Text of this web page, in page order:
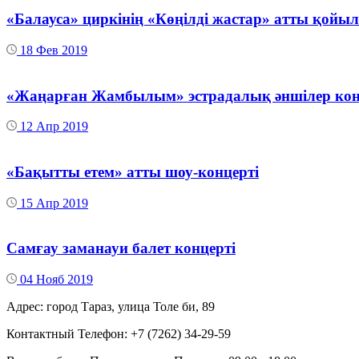
«Балауса» циркінің «Көңілді жастар» атты
18 Фев 2019
«Жаңарған Жамбылым» эстрадалық әншілер
12 Апр 2019
«Бақытты етем» атты шоу-концерті
15 Апр 2019
Самғау заманауи балет концерті
04 Нояб 2019
Адрес: город Тараз, улица Толе би, 89
Контактный Телефон: +7 (7262) 34-29-59